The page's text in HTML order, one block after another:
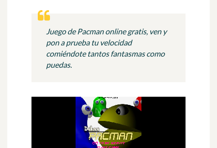
Juego de Pacman online gratis, ven y
pon a prueba tu velocidad
comiéndote tantos fantasmas como
puedas.